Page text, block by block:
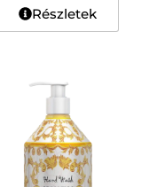
Részletek